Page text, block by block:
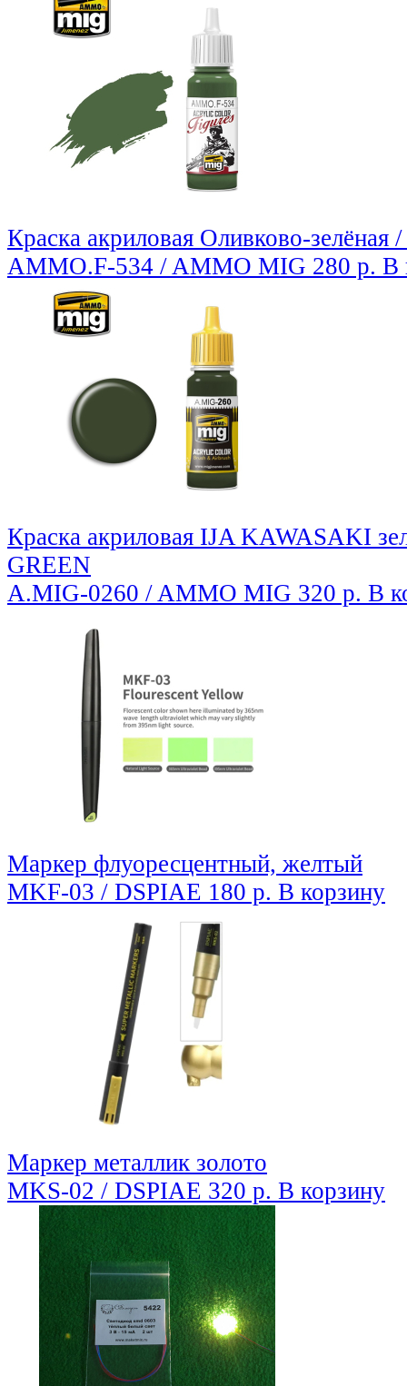
Краска акриловая Оливково-
AMMO.F-534 / AMMO MIG 280 р. В
Краска акриловая IJA KAWASAKI
GREEN
A.MIG-0260 / AMMO MIG 320 р. В
Маркер флуоресцентный, желтый
MKF-03 / DSPIAE 180 р. В корзину
Маркер металлик золото
MKS-02 / DSPIAE 320 р. В корзину